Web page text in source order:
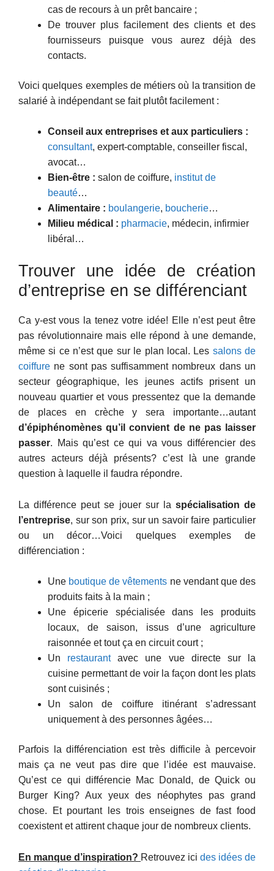
cas de recours à un prêt bancaire ;
De trouver plus facilement des clients et des
fournisseurs puisque vous aurez déjà des
contacts.
Voici quelques exemples de métiers où la transition de
salarié à indépendant se fait plutôt facilement :
Conseil aux entreprises et aux particuliers :
consultant, expert-comptable, conseiller fiscal,
avocat…
Bien-être : salon de coiffure, institut de
beauté…
Alimentaire : boulangerie, boucherie…
Milieu médical : pharmacie, médecin, infirmier
libéral…
Trouver une idée de création
d’entreprise en se différenciant
Ca y-est vous la tenez votre idée! Elle n’est peut être
pas révolutionnaire mais elle répond à une demande,
même si ce n’est que sur le plan local. Les salons de
coiffure ne sont pas suffisamment nombreux dans un
secteur géographique, les jeunes actifs prisent un
nouveau quartier et vous pressentez que la demande
de places en crèche y sera importante…autant
d’épiphénomènes qu’il convient de ne pas laisser
passer. Mais qu’est ce qui va vous différencier des
autres acteurs déjà présents? c’est là une grande
question à laquelle il faudra répondre.
La différence peut se jouer sur la spécialisation de
l’entreprise, sur son prix, sur un savoir faire particulier
ou un décor…Voici quelques exemples de
différenciation :
Une boutique de vêtements ne vendant que des
produits faits à la main ;
Une épicerie spécialisée dans les produits
locaux, de saison, issus d’une agriculture
raisonnée et tout ça en circuit court ;
Un restaurantavec une vue directe sur la
cuisine permettant de voir la façon dont les plats
sont cuisinés ;
Un salon de coiffure itinérant s’adressant
uniquement à des personnes âgées…
Parfois la différenciation est très difficile à percevoir
mais ça ne veut pas dire que l’idée est mauvaise.
Qu’est ce qui différencie Mac Donald, de Quick ou
Burger King? Aux yeux des néophytes pas grand
chose. Et pourtant les trois enseignes de fast food
coexistent et attirent chaque jour de nombreux clients.
En manque d’inspiration? Retrouvez ici des idées de